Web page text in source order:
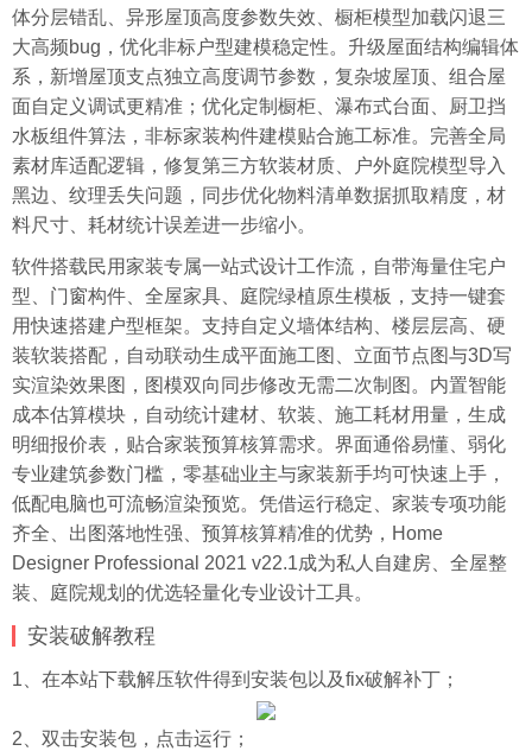
体分层错乱、异形屋顶高度参数失效、橱柜模型加载闪退三
大高频bug，优化非标户型建模稳定性。升级屋面结构编辑体
系，新增屋顶支点独立高度调节参数，复杂坡屋顶、组合屋
面自定义调试更精准；优化定制橱柜、瀑布式台面、厨卫挡
水板组件算法，非标家装构件建模贴合施工标准。完善全局
素材库适配逻辑，修复第三方软装材质、户外庭院模型导入
黑边、纹理丢失问题，同步优化物料清单数据抓取精度，材
料尺寸、耗材统计误差进一步缩小。
软件搭载民用家装专属一站式设计工作流，自带海量住宅户
型、门窗构件、全屋家具、庭院绿植原生模板，支持一键套
用快速搭建户型框架。支持自定义墙体结构、楼层层高、硬
装软装搭配，自动联动生成平面施工图、立面节点图与3D写
实渲染效果图，图模双向同步修改无需二次制图。内置智能
成本估算模块，自动统计建材、软装、施工耗材用量，生成
明细报价表，贴合家装预算核算需求。界面通俗易懂、弱化
专业建筑参数门槛，零基础业主与家装新手均可快速上手，
低配电脑也可流畅渲染预览。凭借运行稳定、家装专项功能
齐全、出图落地性强、预算核算精准的优势，Home
Designer Professional 2021 v22.1成为私人自建房、全屋整
装、庭院规划的优选轻量化专业设计工具。
安装破解教程
1、在本站下载解压软件得到安装包以及fix破解补丁；
2、双击安装包，点击运行；